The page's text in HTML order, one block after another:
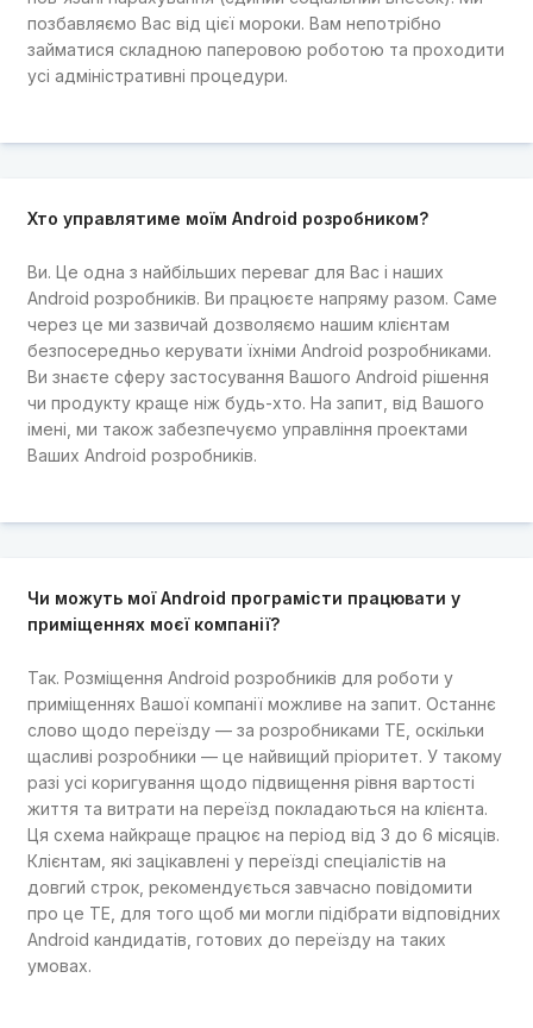
позбавляємо Вас від цієї мороки. Вам непотрібно
займатися складною паперовою роботою та проходити
усі адміністративні процедури.
Хто управлятиме моїм Android розробником?
Ви. Це одна з найбільших переваг для Вас і наших
Android розробників. Ви працюєте напряму разом. Саме
через це ми зазвичай дозволяємо нашим клієнтам
безпосередньо керувати їхніми Android розробниками.
Ви знаєте сферу застосування Вашого Android рішення
чи продукту краще ніж будь-хто. На запит, від Вашого
імені, ми також забезпечуємо управління проектами
Ваших Android розробників.
Чи можуть мої Android програмісти працювати у
приміщеннях моєї компанії?
Так. Розміщення Android розробників для роботи у
приміщеннях Вашої компанії можливе на запит. Останнє
слово щодо переїзду — за розробниками TE, оскільки
щасливі розробники — це найвищий пріоритет. У такому
разі усі коригування щодо підвищення рівня вартості
життя та витрати на переїзд покладаються на клієнта.
Ця схема найкраще працює на період від 3 до 6 місяців.
Клієнтам, які зацікавлені у переїзді спеціалістів на
довгий строк, рекомендується завчасно повідомити
про це TE, для того щоб ми могли підібрати відповідних
Android кандидатів, готових до переїзду на таких
умовах.